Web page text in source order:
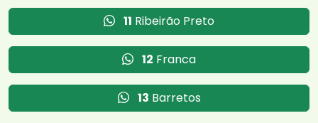
11 Ribeirão Preto
12 Franca
13 Barretos